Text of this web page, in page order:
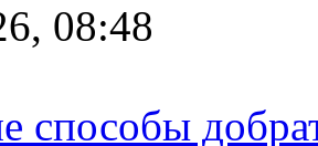
08:48
способы